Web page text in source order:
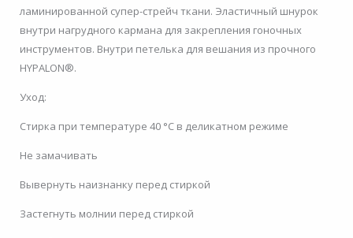
ламинированной супер-стрейч ткани. Эластичный шнурок
внутри нагрудного кармана для закрепления гоночных
инструментов. Внутри петелька для вешания из прочного
HYPALON®.
Уход:
Стирка при температуре 40 °C в деликатном режиме
Не замачивать
Вывернуть наизнанку перед стиркой
Застегнуть молнии перед стиркой